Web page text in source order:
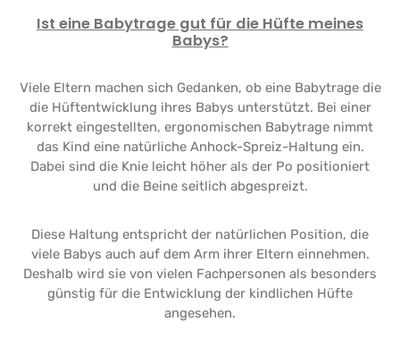
Ist eine Babytrage gut für die Hüfte meines
Babys?
Viele Eltern machen sich Gedanken, ob eine Babytrage die
die Hüftentwicklung ihres Babys unterstützt. Bei einer
korrekt eingestellten, ergonomischen Babytrage nimmt
das Kind eine natürliche Anhock-Spreiz-Haltung ein.
Dabei sind die Knie leicht höher als der Po positioniert
und die Beine seitlich abgespreizt.
Diese Haltung entspricht der natürlichen Position, die
viele Babys auch auf dem Arm ihrer Eltern einnehmen.
Deshalb wird sie von vielen Fachpersonen als besonders
günstig für die Entwicklung der kindlichen Hüfte
angesehen.